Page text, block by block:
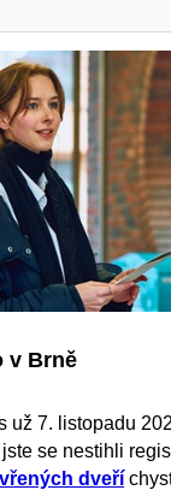
v Brně
už 7. listopadu
se nestihli
dveří